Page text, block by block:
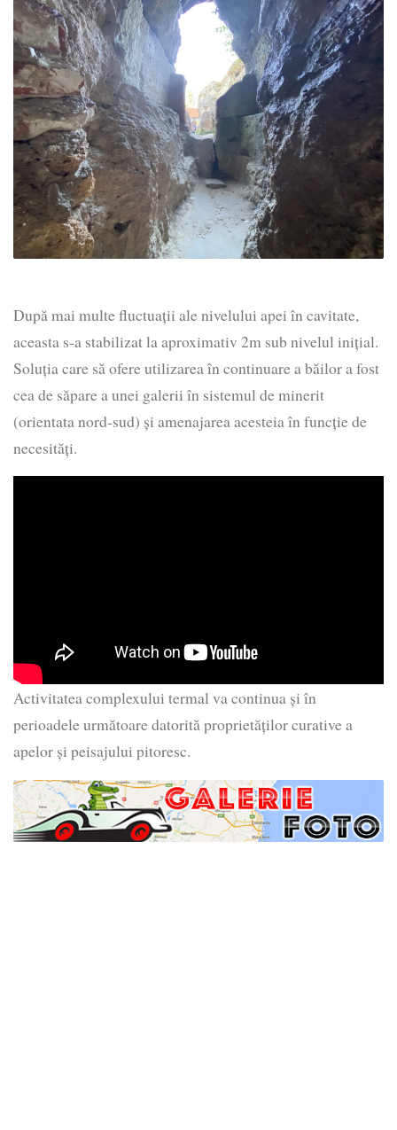
După mai multe fluctuații ale nivelului apei în cavitate,
aceasta s-a stabilizat la aproximativ 2m sub nivelul inițial.
Soluția care să ofere utilizarea în continuare a băilor a fost
cea de săpare a unei galerii în sistemul de minerit
(orientata nord-sud) și amenajarea acesteia în funcție de
necesități.
Activitatea complexului termal va continua și în
perioadele următoare datorită proprietăților curative a
apelor și peisajului pitoresc.